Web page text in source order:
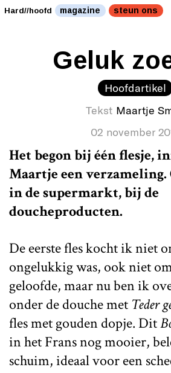
Hard//hoofd magazine steun ons
Geluk
Hoofdartikel
Tekst Maartje
02 november
Het begon bij één flesje,
Maartje een
in de supermarkt, bij de
doucheproducten.
De eerste fles kocht ik niet
ongelukkig was, ook niet
geloofde, maar nu ben ik
onder de douche met Teder
fles met gouden dopje. Dit
in het Frans nog mooier,
schuim, ideaal voor een